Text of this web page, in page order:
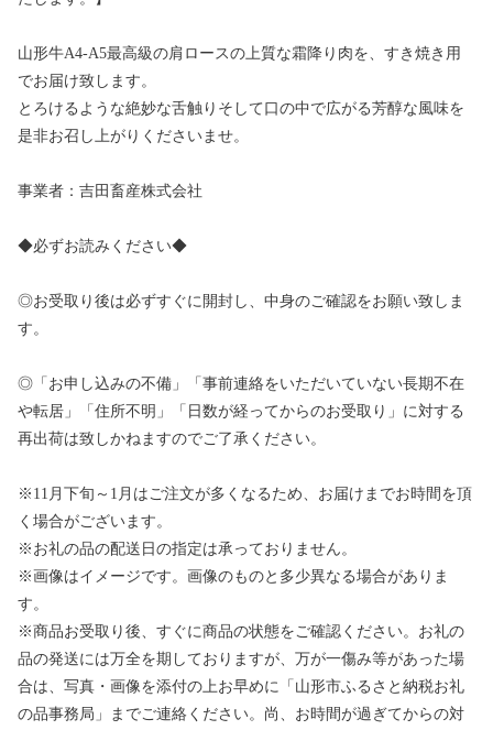
山形牛A4-A5最高級の肩ロースの上質な霜降り肉を、すき焼き用
でお届け致します。
とろけるような絶妙な舌触りそして口の中で広がる芳醇な風味を
是非お召し上がりくださいませ。
事業者：吉田畜産株式会社
◆必ずお読みください◆
◎お受取り後は必ずすぐに開封し、中身のご確認をお願い致しま
す。
◎「お申し込みの不備」「事前連絡をいただいていない長期不在
や転居」「住所不明」「日数が経ってからのお受取り」に対する
再出荷は致しかねますのでご了承ください。
※11月下旬～1月はご注文が多くなるため、お届けまでお時間を頂
く場合がございます。
※お礼の品の配送日の指定は承っておりません。
※画像はイメージです。画像のものと多少異なる場合がありま
す。
※商品お受取り後、すぐに商品の状態をご確認ください。お礼の
品の発送には万全を期しておりますが、万が一傷み等があった場
合は、写真・画像を添付の上お早めに「山形市ふるさと納税お礼
の品事務局」までご連絡ください。尚、お時間が過ぎてからの対